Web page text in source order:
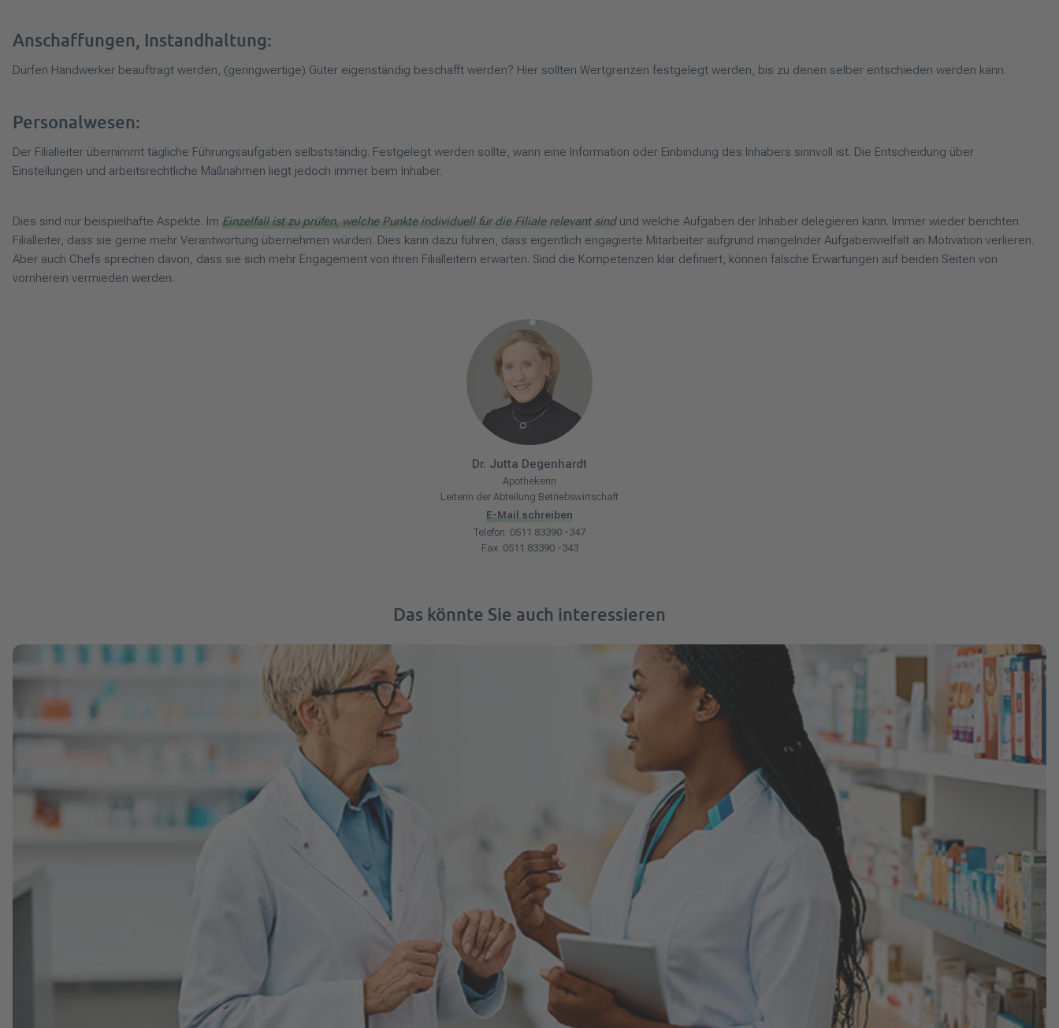
Anschaffungen, Instandhaltung:
Dürfen Handwerker beauftragt werden, (geringwertige) Güter eigenständig beschafft werden? Hier sollten Wertgrenzen festgelegt werden, bis zu denen selber entschieden werden kann.
Personalwesen:
Der Filialleiter übernimmt tägliche Führungsaufgaben selbstständig. Festgelegt werden sollte, wann eine Information oder Einbindung des Inhabers sinnvoll ist. Die Entscheidung über
Einstellungen und arbeitsrechtliche Maßnahmen liegt jedoch immer beim Inhaber.
Dies sind nur beispielhafte Aspekte. Im Einzelfall ist zu prüfen, welche Punkte individuell für die Filiale relevant sindund welche Aufgaben der Inhaber delegieren kann. Immer wieder berichten
Filialleiter, dass sie gerne mehr Verantwortung übernehmen würden. Dies kann dazu führen, dass eigentlich engagierte Mitarbeiter aufgrund mangelnder Aufgabenvielfalt an Motivation verlieren.
Aber auch Chefs sprechen davon, dass sie sich mehr Engagement von ihren Filialleitern erwarten. Sind die Kompetenzen klar definiert, können falsche Erwartungen auf beiden Seiten von
vornherein vermieden werden.
Dr. Jutta Degenhardt
Apothekerin
Leiterin der Abteilung Betriebswirtschaft
E-Mail schreiben
Telefon: 0511 83390 -347
Fax: 0511 83390 -343
Das könnte Sie auch interessieren